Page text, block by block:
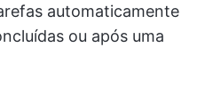
automaticamente
ou após uma